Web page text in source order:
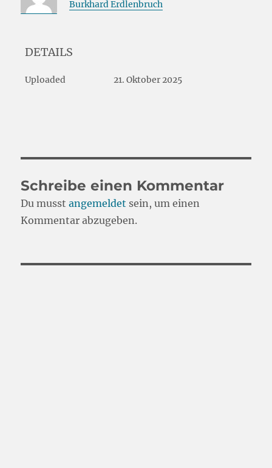
Burkhard Erdlenbruch
DETAILS
Uploaded 21. Oktober 2025
Schreibe einen Kommentar
Du musstangemeldet sein, um einen
Kommentar abzugeben.